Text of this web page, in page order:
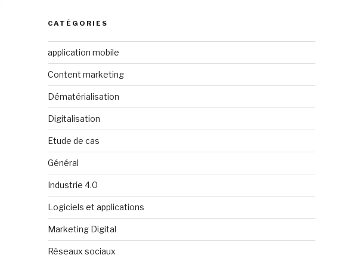
CATÉGORIES
application mobile
Content marketing
Dématérialisation
Digitalisation
Etude de cas
Général
Industrie 4.0
Logiciels et applications
Marketing Digital
Réseaux sociaux